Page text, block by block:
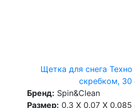
Щетка для снега
скребком, 30
Бренд: Spin&Clean
Размер: 0.3 X 0.07 X 0.085